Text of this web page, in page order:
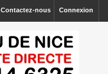
Connexion
Contactez-nous